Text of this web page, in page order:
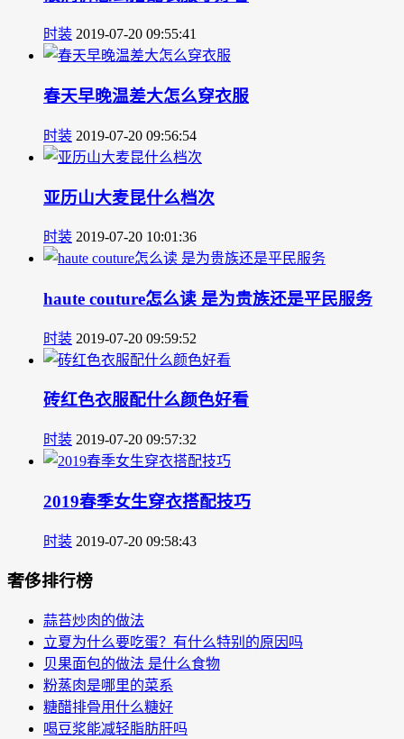
时装 2019-07-20 09:55:41
春天早晚温差大怎么穿衣服
时装 2019-07-20 09:56:54
亚历山大麦昆什么档次
时装 2019-07-20 10:01:36
haute couture怎么读 是为贵族还是平民服务
时装 2019-07-20 09:59:52
砖红色衣服配什么颜色好看
时装 2019-07-20 09:57:32
2019春季女生穿衣搭配技巧
时装 2019-07-20 09:58:43
奢侈排行榜
蒜苔炒肉的做法
立夏为什么要吃蛋？有什么特别的原因吗
贝果面包的做法 是什么食物
粉蒸肉是哪里的菜系
糖醋排骨用什么糖好
喝豆浆能减轻脂肪肝吗